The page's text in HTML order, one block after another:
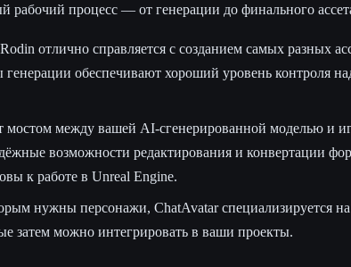
рабочий процесс — от генерации до финального
отлично справляется с созданием самых разных
обеспечивают хороший уровень контроля
мостом между вашей AI-сгенерированной моделью и
возможности редактирования и конвертации
к работе в Unreal Engine.
нужны персонажи, ChatAvatar специализируется
затем можно интегрировать в ваши проекты.